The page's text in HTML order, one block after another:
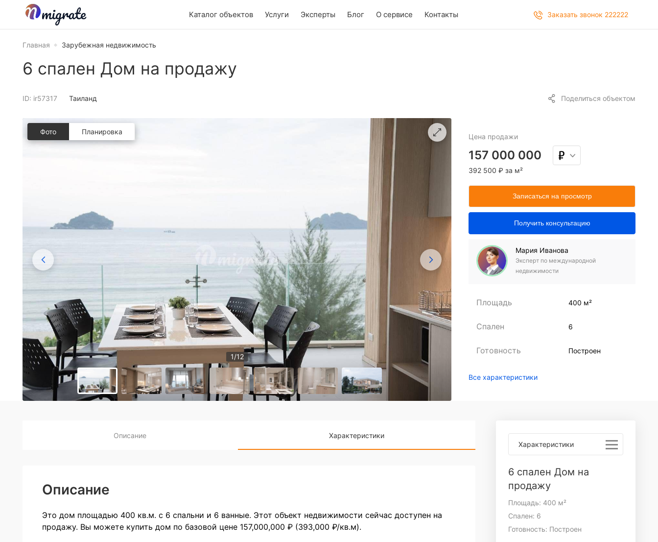
Каталог объектов Услуги Эксперты Блог О сервисе Контакты Заказать звонок 222222
Главная Зарубежная недвижимость
6 спален Дом на продажу
ID: ir57317 Таиланд Поделиться объектом
Фото
1/12
Планировкa
Цена продажи
157 000 000
392 500 ₽ за м²
Записаться на просмотр
Получить консультацию
Мария Иванова
Эксперт по международной
недвижимости
Площадь 400 м²
Спален 6
Готовность Построен
Все характеристики
Описание Характеристики
Описание
Это дом площадью 400 кв.м. с 6 спальни и 6 ванные. Этот объект недвижимости сейчас доступен на
продажу. Вы можете купить дом по базовой цене 157,000,000 ₽ (393,000 ₽/кв.м).
Характеристики
6 спален Дом на
продажу
Площадь: 400 м²
Спален: 6
Готовность: Построен